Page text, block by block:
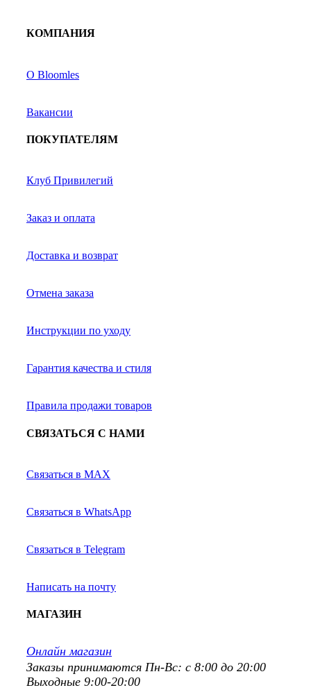
КОМПАНИЯ
О Bloomles
Вакансии
ПОКУПАТЕЛЯМ
Клуб Привилегий
Заказ и оплата
Доставка и возврат
Отмена заказа
Инструкции по уходу
Гарантия качества и стиля
Правила продажи товаров
СВЯЗАТЬСЯ С НАМИ
Связаться в MAX
Связаться в WhatsApp
Связаться в Telegram
Написать на почту
МАГАЗИН
Онлайн магазин
Заказы принимаются Пн-Вс: с 8:00 до 20:00
Выходные 9:00-20:00